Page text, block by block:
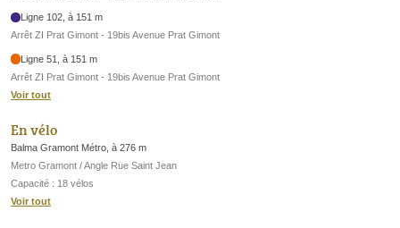
Ligne 102, à 151 m
Arrêt ZI Prat Gimont - 19bis Avenue Prat Gimont
Ligne 51, à 151 m
Arrêt ZI Prat Gimont - 19bis Avenue Prat Gimont
Voir tout
En vélo
Balma Gramont Métro, à 276 m
Metro Gramont / Angle Rue Saint Jean
Capacité : 18 vélos
Voir tout